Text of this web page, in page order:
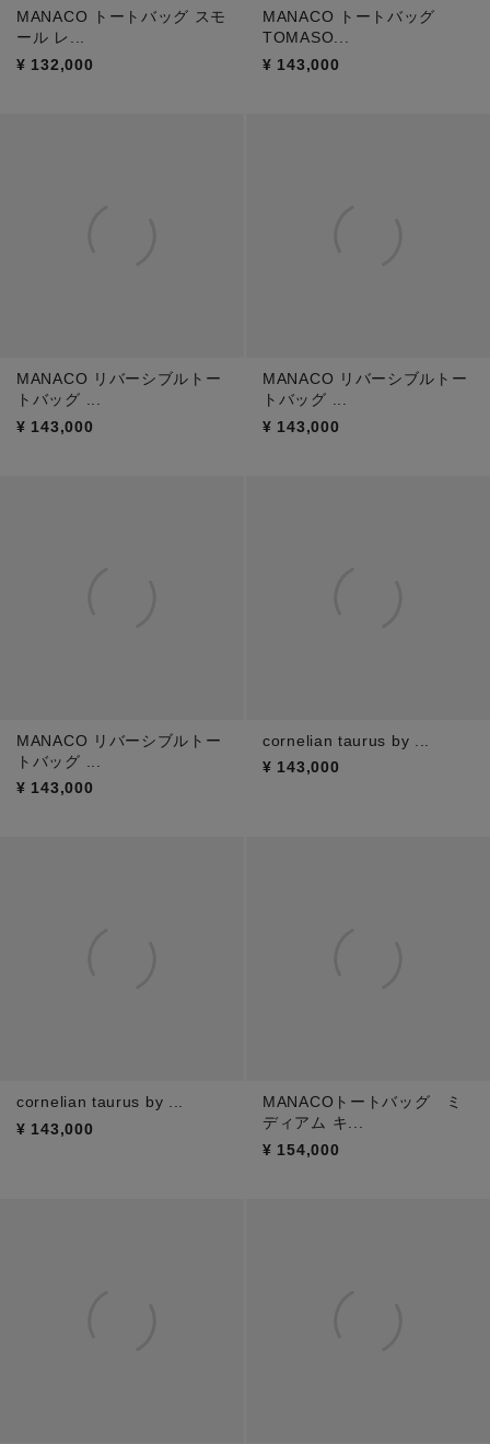
MANACO トートバッグ スモ
ール レ...
¥ 132,000
MANACO トートバッグ
TOMASO...
¥ 143,000
MANACO リバーシブルトー
トバッグ ...
¥ 143,000
MANACO リバーシブルトー
トバッグ ...
¥ 143,000
MANACO リバーシブルトー
トバッグ ...
¥ 143,000
cornelian taurus by ...
¥ 143,000
cornelian taurus by ...
¥ 143,000
MANACOトートバッグ ミ
ディアム キ...
¥ 154,000